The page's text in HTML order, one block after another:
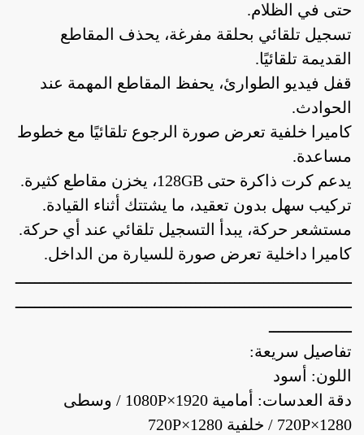
أدوات منزلية
أدوات منزلية أدوات يدوية إصلاحات
حتى في الظلام.
تسجيل تلقائي بحلقة مفرغة، يحذف المقاطع
القديمة تلقائيًا.
قفل فيديو الطوارئ، يحفظ المقاطع المهمة عند
الحوادث.
كاميرا خلفية تعرض صورة الرجوع تلقائيًا مع خطوط
مساعدة.
يدعم كرت ذاكرة حتى 128GB، يخزن مقاطع كثيرة.
تركيب سهل بدون تعقيد، ما يشتتك أثناء القيادة.
مستشعر حركة، يبدأ التسجيل تلقائي عند أي حركة.
كاميرا داخلية تعرض صورة للسيارة من الداخل.
ـــــــــــــــــــــــــــــــــــــــــــــــــــــــــــــــــــــ
ـــــــــــــــــــــــــــــــــــــــــــــــــــــــــــــــــــــ
ـــــــــــــــــ
تفاصيل سريعة:
اللون: أسود
دقة العدسات: أمامية 1920×1080P / وسطى
1280×720P / خلفية 1280×720P